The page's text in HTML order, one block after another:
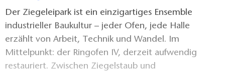
Der Ziegeleipark ist ein einzigartiges Ensemble
industrieller Baukultur – jeder Ofen, jede Halle
erzählt von Arbeit, Technik und Wandel. Im
Mittelpunkt: der Ringofen IV, derzeit aufwendig
restauriert. Zwischen Ziegelstaub und